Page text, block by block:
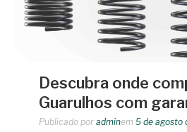
Descubra onde
Guarulhos com
Publicado por adminem 5 de agosto